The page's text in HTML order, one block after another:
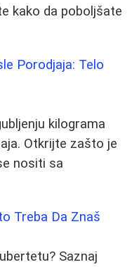
kako da poboljšate
Porodjaja: Telo
kilograma
Otkrijte zašto je
nositi sa
Treba Da Znaš
Saznaj